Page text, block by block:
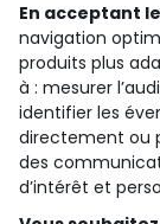
qui sommes-
besoin d'aide ?
le club fidélité
notre catalogue
En acceptant
navigation
produits plus
à : mesurer
identifier les
directement ou
des
d’intérêt et